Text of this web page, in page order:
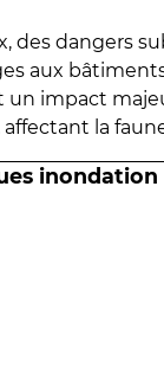
des dangers
aux
un impact
la